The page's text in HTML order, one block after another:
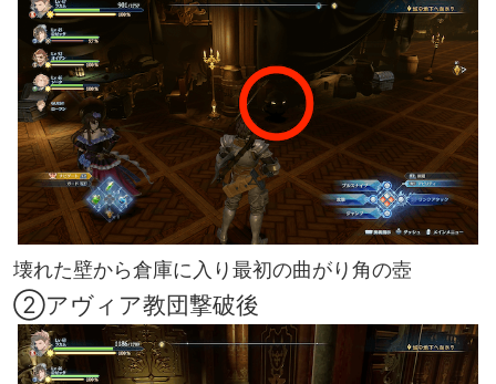
壊れた壁から倉庫に入り最初の曲がり角の壺
②アヴィア教団撃破後